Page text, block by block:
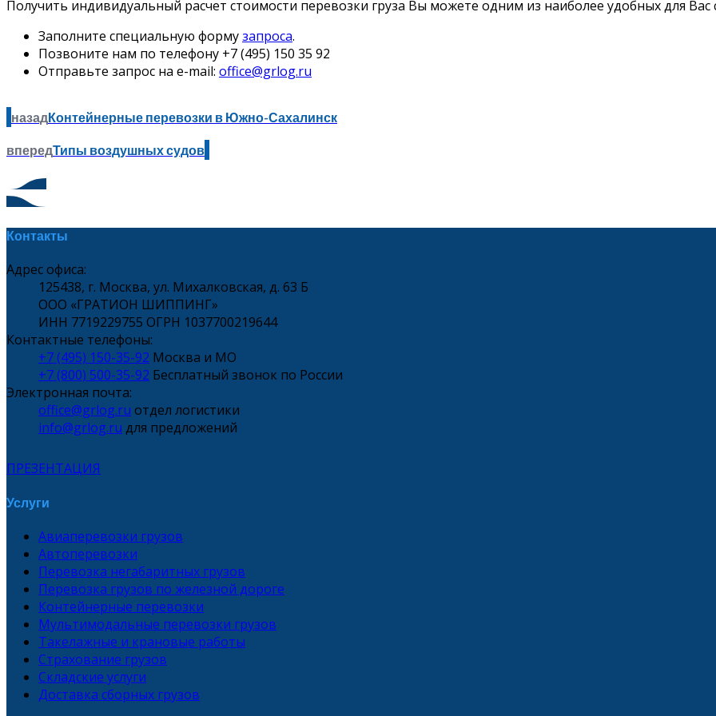
Получить индивидуальный расчет стоимости перевозки груза Вы можете одним из наиболее удобных для Вас
Заполните специальную формузапроса.
Позвоните нам по телефону +7 (495) 150 35 92
Отправьте запрос на e-mail: office@grlog.ru
назадКонтейнерные перевозки в Южно-Сахалинск
впередТипы воздушных судов
Контакты
Адрес офиса:
125438, г. Москва, ул. Михалковская, д. 63 Б
ООО «ГРАТИОН ШИППИНГ»
ИНН 7719229755 ОГРН 1037700219644
Контактные телефоны:
+7 (495) 150-35-92 Москва и МО
+7 (800) 500-35-92 Бесплатный звонок по России
Электронная почта:
office@grlog.ru отдел логистики
info@grlog.ru для предложений
ПРЕЗЕНТАЦИЯ
Услуги
Авиаперевозки грузов
Автоперевозки
Перевозка негабаритных грузов
Перевозка грузов по железной дороге
Контейнерные перевозки
Мультимодальные перевозки грузов
Такелажные и крановые работы
Страхование грузов
Складские услуги
Доставка сборных грузов